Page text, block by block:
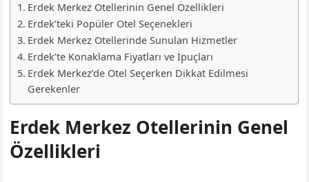
Erdek Merkez Otellerinin Genel Özellikleri
Erdek’teki Popüler Otel Seçenekleri
Erdek Merkez Otellerinde Sunulan Hizmetler
Erdek’te Konaklama Fiyatları ve İpuçları
Erdek Merkez’de Otel Seçerken Dikkat Edilmesi
Gerekenler
Erdek Merkez Otellerinin Genel
Özellikleri